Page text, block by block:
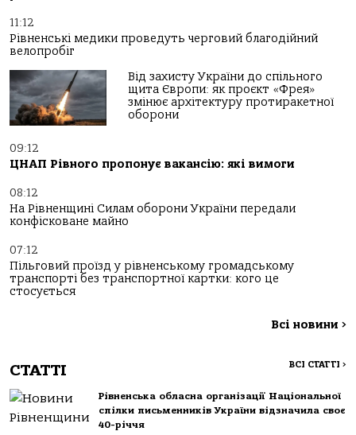
11:12
Рівненські медики проведуть черговий благодійний
велопробіг
Від захисту України до спільного
щита Європи: як проєкт «Фрея»
змінює архітектуру протиракетної
оборони
09:12
ЦНАП Рівного пропонує вакансію: які вимоги
08:12
На Рівненщині Силам оборони України передали
конфісковане майно
07:12
Пільговий проїзд у рівненському громадському
транспорті без транспортної картки: кого це
стосується
Всі новини >
СТАТТІ ВСІ СТАТТІ >
Рівненська обласна організації Національної
спілки письменників України відзначила своє
40-річчя